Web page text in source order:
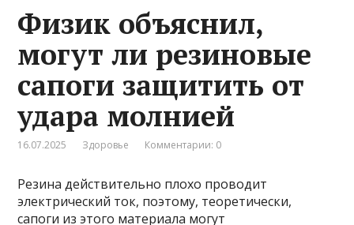
Физик объяснил,
могут ли резиновые
сапоги защитить от
удара молнией
16.07.2025 Здоровье Комментарии: 0
Резина действительно плохо проводит
электрический ток, поэтому, теоретически,
сапоги из этого материала могут